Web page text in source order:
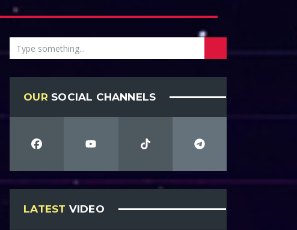
OUR SOCIAL CHANNELS
LATEST VIDEO